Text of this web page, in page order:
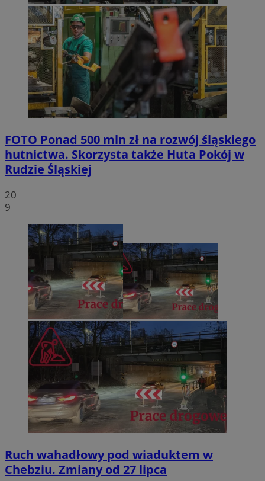
FOTO Ponad 500 mln zł na rozwój śląskiego
hutnictwa. Skorzysta także Huta Pokój w
Rudzie Śląskiej
20
9
Ruch wahadłowy pod wiaduktem w
Chebziu. Zmiany od 27 lipca